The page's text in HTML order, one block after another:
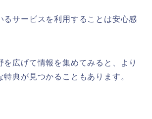
るサービスを利用することは安心感
を広げて情報を集めてみると、より
特典が見つかることもあります。